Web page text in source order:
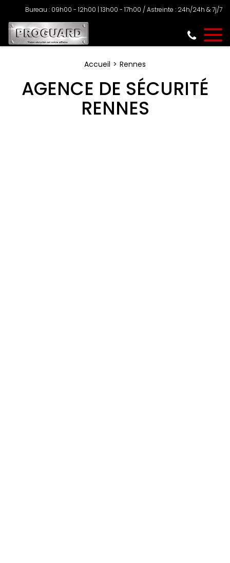
Bureau : 09h00 - 12h00 | 13h00 - 17h00 / Astreinte : 24h/24h & 7j/7
Accueil Rennes
AGENCE DE SÉCURITÉ
RENNES